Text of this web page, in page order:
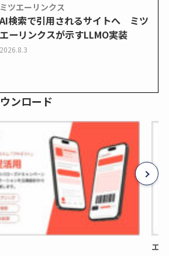
ミツエーリンクス
AI検索で引用されるサイトへ ミツ
エーリンクスが示すLLMO実装
2026.8.3
ンロード
エ